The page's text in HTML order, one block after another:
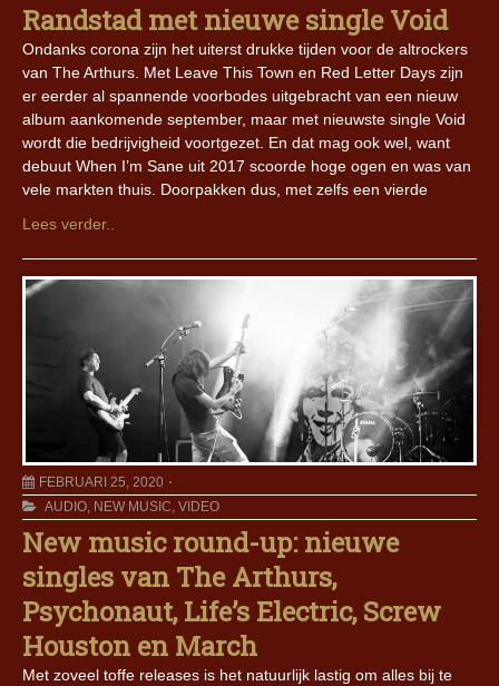
Randstad met nieuwe single Void
Ondanks corona zijn het uiterst drukke tijden voor de altrockers
van The Arthurs. Met Leave This Town en Red Letter Days zijn
er eerder al spannende voorbodes uitgebracht van een nieuw
album aankomende september, maar met nieuwste single Void
wordt die bedrijvigheid voortgezet. En dat mag ook wel, want
debuut When I’m Sane uit 2017 scoorde hoge ogen en was van
vele markten thuis. Doorpakken dus, met zelfs een vierde
Lees verder..
FEBRUARI 25, 2020
AUDIO, NEW MUSIC, VIDEO
New music round-up: nieuwe
singles van The Arthurs,
Psychonaut, Life’s Electric, Screw
Houston en March
Met zoveel toffe releases is het natuurlijk lastig om alles bij te